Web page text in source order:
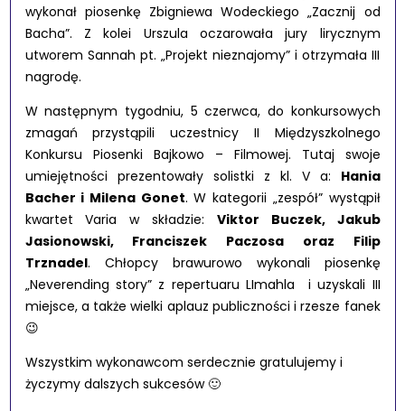
wykonał piosenkę Zbigniewa Wodeckiego „Zacznij od
Bacha”. Z kolei Urszula oczarowała jury lirycznym
utworem Sannah pt. „Projekt nieznajomy” i otrzymała III
nagrodę.
W następnym tygodniu, 5 czerwca, do konkursowych
zmagań przystąpili uczestnicy II Międzyszkolnego
Konkursu Piosenki Bajkowo – Filmowej. Tutaj swoje
umiejętności prezentowały solistki z kl. V a: Hania
Bacher i Milena Gonet. W kategorii „zespół” wystąpił
kwartet Varia w składzie: Viktor Buczek, Jakub
Jasionowski, Franciszek Paczosa oraz Filip
Trznadel. Chłopcy brawurowo wykonali piosenkę
„Neverending story” z repertuaru LImahla i uzyskali III
miejsce, a także wielki aplauz publiczności i rzesze fanek
😉
Wszystkim wykonawcom serdecznie gratulujemy i
życzymy dalszych sukcesów 🙂